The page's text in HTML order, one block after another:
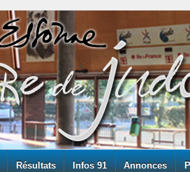
Résultats Infos 91 Annonces